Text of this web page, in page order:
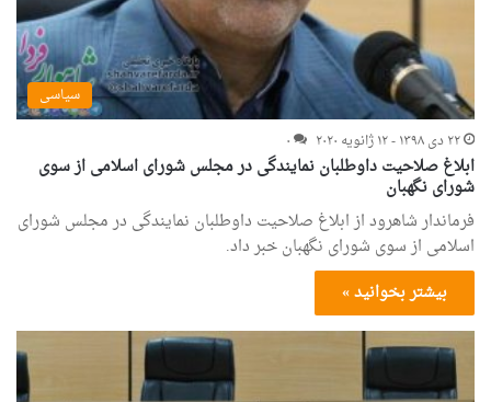
سیاسی
۲۲ دی ۱۳۹۸ - ۱۲ ژانویه ۲۰۲۰
۰
ابلاغ صلاحیت داوطلبان نمایندگی در مجلس شورای اسلامی از سوی
شورای نگهبان
فرماندار شاهرود از ابلاغ صلاحیت داوطلبان نمایندگی در مجلس شورای
اسلامی از سوی شورای نگهبان خبر داد.
بیشتر بخوانید »